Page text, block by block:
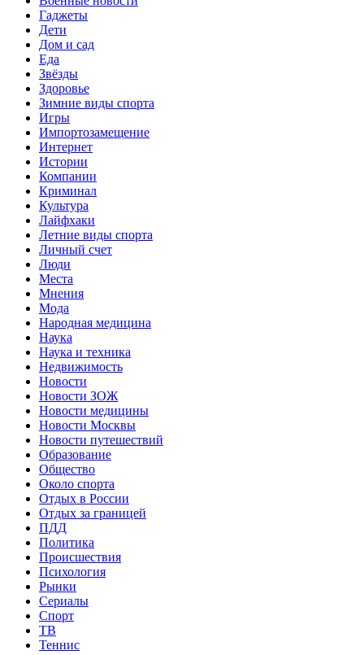
Гаджеты
Дети
Дом и сад
Еда
Звёзды
Здоровье
Зимние виды спорта
Игры
Импортозамещение
Интернет
Истории
Компании
Криминал
Культура
Лайфхаки
Летние виды спорта
Личный счет
Люди
Места
Мнения
Мода
Народная медицина
Наука
Наука и техника
Недвижимость
Новости
Новости ЗОЖ
Новости медицины
Новости Москвы
Новости путешествий
Образование
Общество
Около спорта
Отдых в России
Отдых за границей
ПДД
Политика
Происшествия
Психология
Рынки
Сериалы
Спорт
ТВ
Теннис